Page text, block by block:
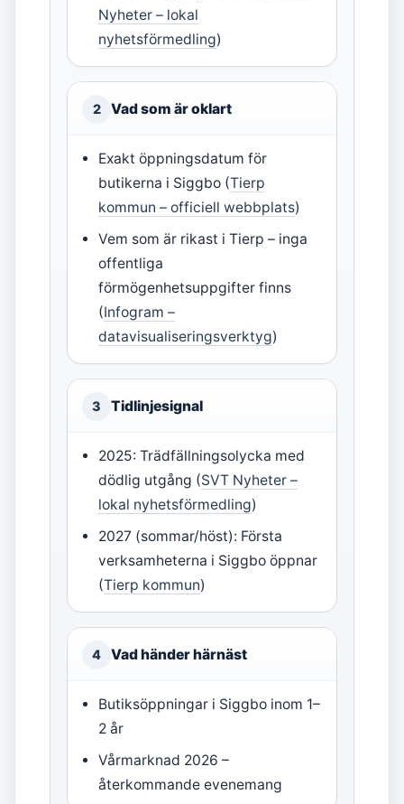
Nyheter – lokal
nyhetsförmedling)
2 Vad som är oklart
Exakt öppningsdatum för
butikerna i Siggbo (Tierp
kommun – officiell webbplats)
Vem som är rikast i Tierp – inga
offentliga
förmögenhetsuppgifter finns
(Infogram –
datavisualiseringsverktyg)
3 Tidlinjesignal
2025: Trädfällningsolycka med
dödlig utgång (SVT Nyheter –
lokal nyhetsförmedling)
2027 (sommar/höst): Första
verksamheterna i Siggbo öppnar
(Tierp kommun)
4 Vad händer härnäst
Butiksöppningar i Siggbo inom 1–
2 år
Vårmarknad 2026 –
återkommande evenemang